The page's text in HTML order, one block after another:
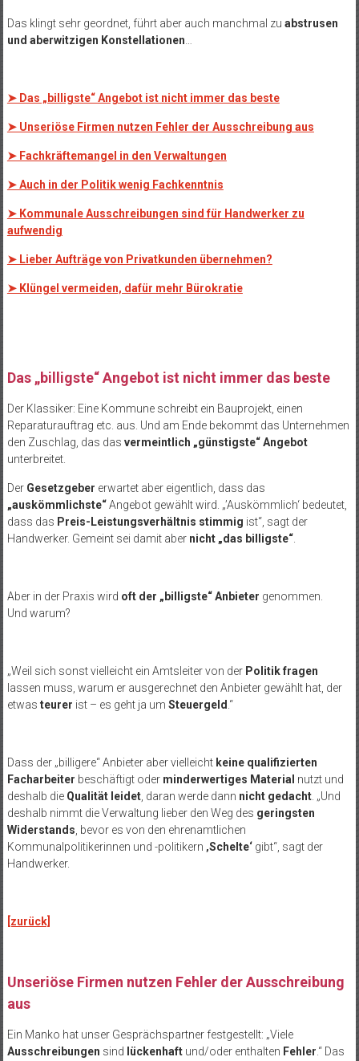
Das klingt sehr geordnet, führt aber auch manchmal zu abstrusen
und aberwitzigen Konstellationen
➤ Das „billigste“ Angebot ist nicht immer das beste
➤ Unseriöse Firmen nutzen Fehler der Ausschreibung aus
➤ Fachkräftemangel in den Verwaltungen
➤ Auch in der Politik wenig Fachkenntnis
➤ Kommunale Ausschreibungen sind für Handwerker zu
aufwendig
➤ Lieber Aufträge von Privatkunden übernehmen?
➤ Klüngel vermeiden, dafür mehr Bürokratie
Das „billigste“ Angebot ist nicht immer das beste
Der Klassiker: Eine Kommune schreibt ein Bauprojekt, einen
Reparaturauftrag etc. aus. Und am Ende bekommt das Unternehmen
den Zuschlag, das das vermeintlich „günstigste“ Angebot
unterbreitet.
Der Gesetzgeber erwartet aber eigentlich, dass das
„auskömmlichste“Angebot gewählt wird. „’Auskömmlich‘ bedeutet,
dass das Preis-Leistungsverhältnis stimmig ist“, sagt der
Handwerker. Gemeint sei damit aber nicht „das billigste“.
Aber in der Praxis wird oft der „billigste“ Anbieter genommen.
Und warum?
„Weil sich sonst vielleicht ein Amtsleiter von der Politik fragen
lassen muss, warum er ausgerechnet den Anbieter gewählt hat, der
etwas teurer ist – es geht ja um Steuergeld .“
Dass der „billigere“ Anbieter aber vielleicht keine qualifizierten
Facharbeiter beschäftigt oder minderwertiges Material nutzt und
deshalb die Qualität leidet, daran werde dann nicht gedacht. „Und
deshalb nimmt die Verwaltung lieber den Weg des geringsten
Widerstands , bevor es von den ehrenamtlichen
Kommunalpolitikerinnen und -politikern ‚Schelte‘gibt“, sagt der
Handwerker.
[zurück]
Unseriöse Firmen nutzen Fehler der Ausschreibung
aus
Ein Manko hat unser Gesprächspartner festgestellt: „Viele
Ausschreibungen sind lückenhaftund/oder enthalten Fehler .“ Das